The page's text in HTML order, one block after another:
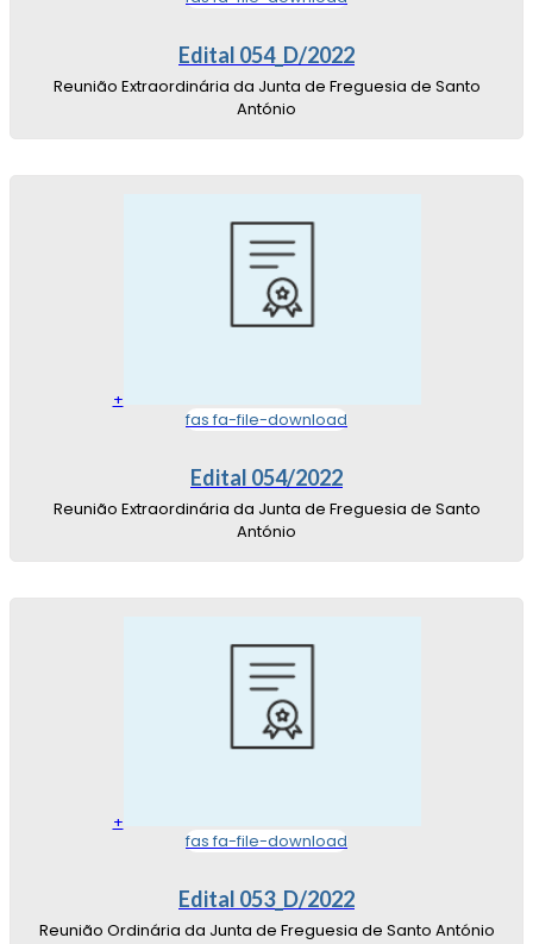
Edital 054_D/2022
Reunião Extraordinária da Junta de Freguesia de Santo
António
+
fas fa-file-download
Edital 054/2022
Reunião Extraordinária da Junta de Freguesia de Santo
António
+
fas fa-file-download
Edital 053_D/2022
Reunião Ordinária da Junta de Freguesia de Santo António